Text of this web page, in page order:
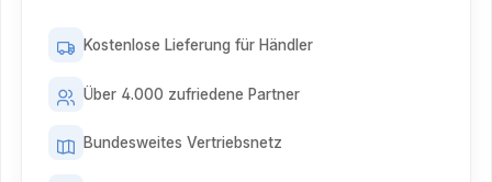
Kostenlose Lieferung für Händler
Über 4.000 zufriedene Partner
Bundesweites Vertriebsnetz